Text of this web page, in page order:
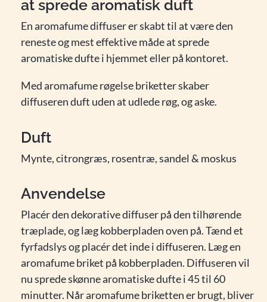
at sprede aromatisk duft
En aromafume diffuser er skabt til at være den
reneste og mest effektive måde at sprede
aromatiske dufte i hjemmet eller på kontoret.
Med aromafume røgelse briketter skaber
diffuseren duft uden at udlede røg, og aske.
Duft
Mynte, citrongræs, rosentræ, sandel & moskus
Anvendelse
Placér den dekorative diffuser på den tilhørende
træplade, og læg kobberpladen oven på. Tænd et
fyrfadslys og placér det inde i diffuseren. Læg en
aromafume briket på kobberpladen. Diffuseren vil
nu sprede skønne aromatiske dufte i 45 til 60
minutter. Når aromafume briketten er brugt, bliver